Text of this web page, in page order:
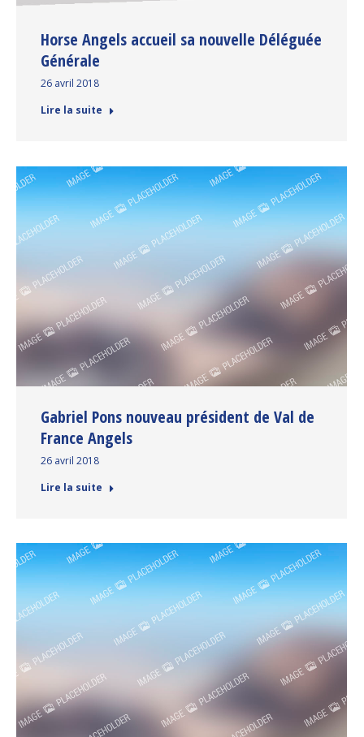
Horse Angels accueil sa nouvelle Déléguée
Générale
26 avril 2018
Lire la suite
Gabriel Pons nouveau président de Val de
France Angels
26 avril 2018
Lire la suite